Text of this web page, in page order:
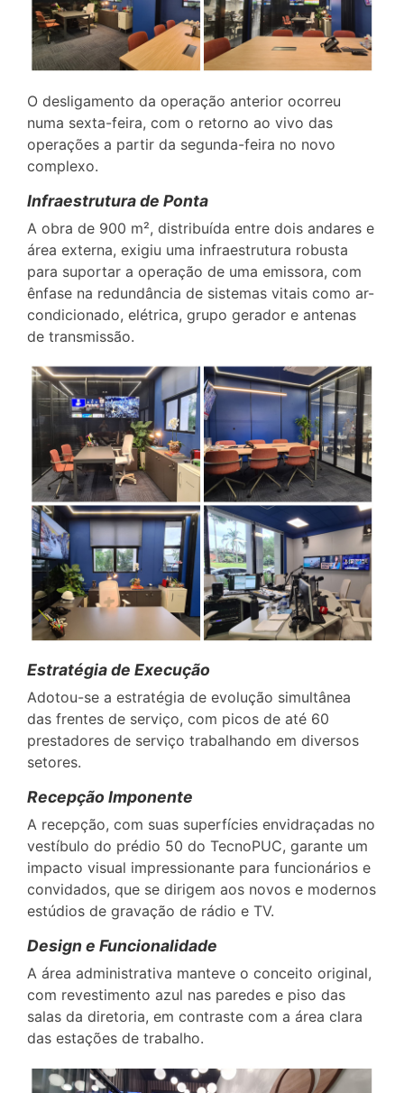
O desligamento da operação anterior ocorreu
numa sexta-feira, com o retorno ao vivo das
operações a partir da segunda-feira no novo
complexo.
Infraestrutura de Ponta
A obra de 900 m², distribuída entre dois andares e
área externa, exigiu uma infraestrutura robusta
para suportar a operação de uma emissora, com
ênfase na redundância de sistemas vitais como ar-
condicionado, elétrica, grupo gerador e antenas
de transmissão.
Estratégia de Execução
Adotou-se a estratégia de evolução simultânea
das frentes de serviço, com picos de até 60
prestadores de serviço trabalhando em diversos
setores.
Recepção Imponente
A recepção, com suas superfícies envidraçadas no
vestíbulo do prédio 50 do TecnoPUC, garante um
impacto visual impressionante para funcionários e
convidados, que se dirigem aos novos e modernos
estúdios de gravação de rádio e TV.
Design e Funcionalidade
A área administrativa manteve o conceito original,
com revestimento azul nas paredes e piso das
salas da diretoria, em contraste com a área clara
das estações de trabalho.